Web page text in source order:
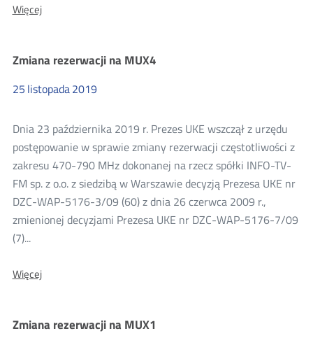
WięcejO:
rezerwacji
DC.WRT.514.13.2019.4
Zmiana rezerwacji na MUX4
25 listopada2019
Dnia 23 października 2019 r. Prezes UKE wszczął z urzędu
postępowanie w sprawie zmiany rezerwacji częstotliwości z
zakresu 470-790 MHz dokonanej na rzecz spółki INFO-TV-
FM sp. z o.o. z siedzibą w Warszawie decyzją Prezesa UKE nr
DZC-WAP-5176-3/09 (60) z dnia 26 czerwca 2009 r.,
zmienionej decyzjami Prezesa UKE nr DZC-WAP-5176-7/09
(7)...
WięcejO:
MUX4
Zmiana rezerwacji na MUX1